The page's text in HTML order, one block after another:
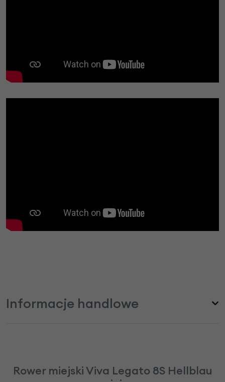
Informacje handlowe
Rower miejski Viva Legato 8S Hellblau